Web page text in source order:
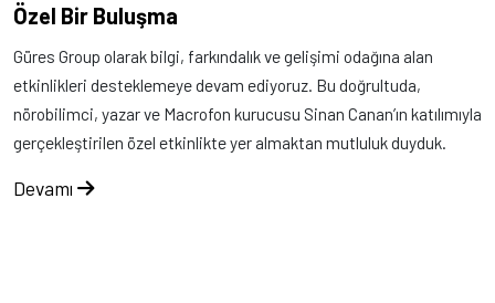
Özel Bir Buluşma
Güres Group olarak bilgi, farkındalık ve gelişimi odağına alan
etkinlikleri desteklemeye devam ediyoruz. Bu doğrultuda,
nörobilimci, yazar ve Macrofon kurucusu Sinan Canan’ın katılımıyla
gerçekleştirilen özel etkinlikte yer almaktan mutluluk duyduk.
Devamı